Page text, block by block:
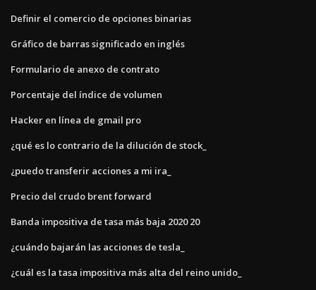
Definir el comercio de opciones binarias
Gráfico de barras significado en inglés
Formulario de anexo de contrato
Porcentaje del índice de volumen
Hacker en línea de gmail pro
¿qué es lo contrario de la dilución de stock_
¿puedo transferir acciones a mi ira_
Precio del crudo brent forward
Banda impositiva de tasa más baja 2020 20
¿cuándo bajarán las acciones de tesla_
¿cuál es la tasa impositiva más alta del reino unido_